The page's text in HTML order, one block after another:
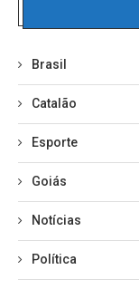
Brasil
Catalão
Esporte
Goiás
Notícias
Política